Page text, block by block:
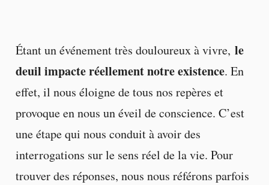
Étant un événement très douloureux à vivre, le
deuil impacte réellement notre existence. En
effet, il nous éloigne de tous nos repères et
provoque en nous un éveil de conscience. C’est
une étape qui nous conduit à avoir des
interrogations sur le sens réel de la vie. Pour
trouver des réponses, nous nous référons parfois